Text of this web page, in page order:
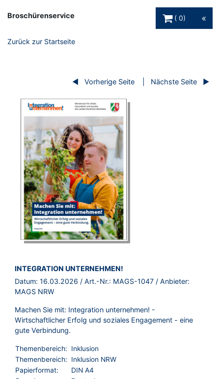
Broschürenservice
0
Zurück zur Startseite
Vorherige Seite Nächste Seite
BROSCHÜRE:
INTEGRATION UNTERNEHMEN!
Datum: 16.03.2026 / Art.-Nr.: MAGS-1047 / Anbieter:
MAGS NRW
Machen Sie mit: Integration unternehmen! -
Wirtschaftlicher Erfolg und soziales Engagement - eine
gute Verbindung.
Themenbereich:
Inklusion
Themenbereich:
Inklusion NRW
Papierformat:
DIN A4